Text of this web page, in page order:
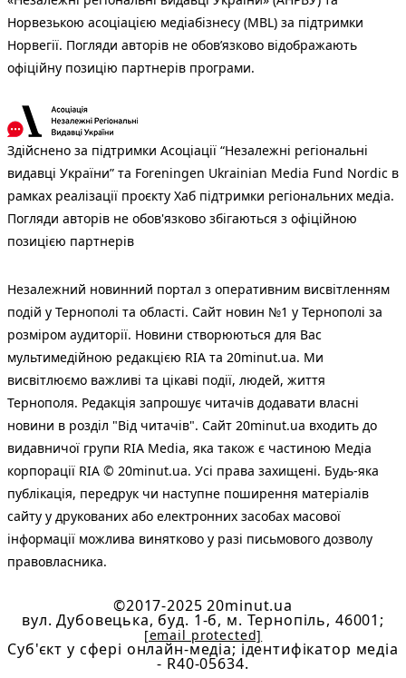
Норвезькою асоціацією медіабізнесу (MBL) за підтримки
Норвегії. Погляди авторів не обов’язково відображають
офіційну позицію партнерів програми.
Здійснено за підтримки Асоціації “Незалежні регіональні
видавці України” та Foreningen Ukrainian Media Fund Nordic в
рамках реалізації проєкту Хаб підтримки регіональних медіа.
Погляди авторів не обов'язково збігаються з офіційною
позицією партнерів
Незалежний новинний портал з оперативним висвітленням
подій у Тернополі та області. Сайт новин №1 у Тернополі за
розміром аудиторії. Новини створюються для Вас
мультимедійною редакцією RIA та 20minut.ua. Ми
висвітлюємо важливі та цікаві події, людей, життя
Тернополя. Редакція запрошує читачів додавати власні
новини в розділ "Від читачів". Сайт 20minut.ua входить до
видавничої групи RIA Media, яка також є частиною Медіа
корпорації RIA © 20minut.ua. Усі права захищені. Будь-яка
публiкацiя, передрук чи наступне поширення матеріалів
сайту у друкованих або електронних засобах масової
інформації можлива винятково у разі письмового дозволу
правовласника.
©2017-2025 20minut.ua
вул. Дубовецька, буд. 1-б, м. Тернопіль, 46001;
[email protected]
Cуб'єкт у сфері онлайн-медіа; ідентифікатор медіа
- R40-05634.